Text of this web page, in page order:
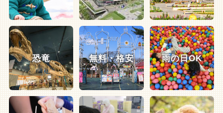
恐竜 無料・格安 雨の日OK